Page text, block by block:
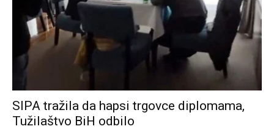
SIPA tražila da hapsi trgovce diplomama,
Tužilaštvo BiH odbilo